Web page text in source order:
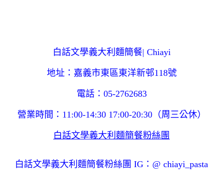
白話文學義大利麵簡餐| Chiayi
地址：嘉義市東區東洋新邨118號
電話：05-2762683
營業時間：11:00-14:30 17:00-20:30（周三公休）
白話文學義大利麵簡餐粉絲團
白話文學義大利麵簡餐粉絲團 IG：@ chiayi_pasta